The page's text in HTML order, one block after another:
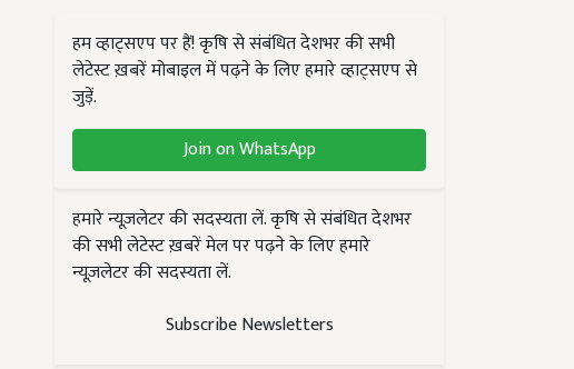
हम व्हाट्सएप पर हैं! कृषि से संबंधित देशभर की सभी
लेटेस्ट ख़बरें मोबाइल में पढ़ने के लिए हमारे व्हाट्सएप से
जुड़ें.
Join on WhatsApp
हमारे न्यूज़लेटर की सदस्यता लें. कृषि से संबंधित देशभर
की सभी लेटेस्ट ख़बरें मेल पर पढ़ने के लिए हमारे
न्यूज़लेटर की सदस्यता लें.
Subscribe Newsletters